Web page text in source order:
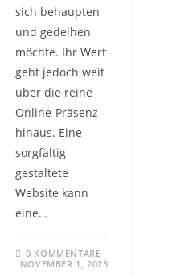
sich behaupten
und gedeihen
möchte. Ihr Wert
geht jedoch weit
über die reine
Online-Präsenz
hinaus. Eine
sorgfältig
gestaltete
Website kann
eine…
0 KOMMENTARE
NOVEMBER 1, 2023